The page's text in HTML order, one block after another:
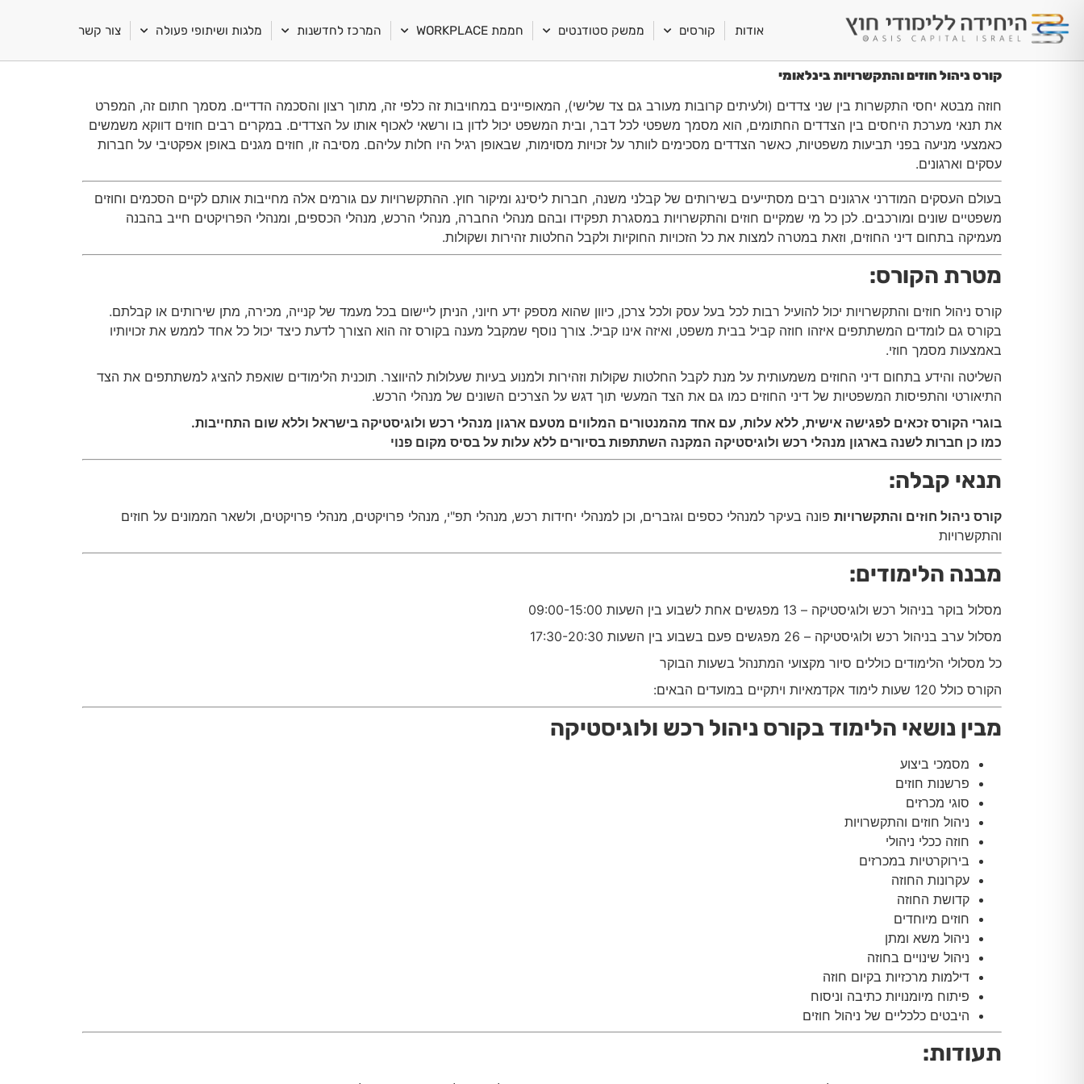
אודות קורסים ממשק סטודנטים חממת WORKPLACE המרכז לחדשנות מלגות ושיתופי פעולה צור קשר
קורס ניהול חוזים והתקשרויות בינלאומי
חוזה מבטא יחסי התקשרות בין שני צדדים (ולעיתים קרובות מעורב גם צד שלישי), המאופיינים במחויבות זה כלפי זה, מתוך רצון והסכמה הדדיים. מסמך חתום זה, המפרט
את תנאי מערכת היחסים בין הצדדים החתומים, הוא מסמך משפטי לכל דבר, ובית המשפט יכול לדון בו ורשאי לאכוף אותו על הצדדים. במקרים רבים חוזים דווקא משמשים
כאמצעי מניעה בפני תביעות משפטיות, כאשר הצדדים מסכימים לוותר על זכויות מסוימות, שבאופן רגיל היו חלות עליהם. מסיבה זו, חוזים מגנים באופן אפקטיבי על חברות
עסקים וארגונים.
בעולם העסקים המודרני ארגונים רבים מסתייעים בשירותים של קבלני משנה, חברות ליסינג ומיקור חוץ. ההתקשרויות עם גורמים אלה מחייבות אותם לקיים הסכמים וחוזים
משפטיים שונים ומורכבים. לכן כל מי שמקיים חוזים והתקשרויות במסגרת תפקידו ובהם מנהלי החברה, מנהלי הרכש, מנהלי הכספים, ומנהלי הפרויקטים חייב בהבנה
מעמיקה בתחום דיני החוזים, וזאת במטרה למצות את כל הזכויות החוקיות ולקבל החלטות זהירות ושקולות.
מטרת הקורס:
קורס ניהול חוזים והתקשרויות יכול להועיל רבות לכל בעל עסק ולכל צרכן, כיוון שהוא מספק ידע חיוני, הניתן ליישום בכל מעמד של קנייה, מכירה, מתן שירותים או קבלתם.
בקורס גם לומדים המשתתפים איזהו חוזה קביל בבית משפט, ואיזה אינו קביל. צורך נוסף שמקבל מענה בקורס זה הוא הצורך לדעת כיצד יכול כל אחד לממש את זכויותיו
באמצעות מסמך חוזי.
השליטה והידע בתחום דיני החוזים משמעותית על מנת לקבל החלטות שקולות וזהירות ולמנוע בעיות שעלולות להיווצר. תוכנית הלימודים שואפת להציג למשתתפים את הצד
התיאורטי והתפיסות המשפטיות של דיני החוזים כמו גם את הצד המעשי תוך דגש על הצרכים השונים של מנהלי הרכש.
בוגרי הקורס זכאים לפגישה אישית, ללא עלות, עם אחד מהמנטורים המלווים מטעם ארגון מנהלי רכש ולוגיסטיקה בישראל וללא שום התחייבות.
כמו כן חברות לשנה בארגון מנהלי רכש ולוגיסטיקה המקנה השתתפות בסיורים ללא עלות על בסיס מקום פנוי
תנאי קבלה:
קורס ניהול חוזים והתקשרויות פונה בעיקר למנהלי כספים וגזברים, וכן למנהלי יחידות רכש, מנהלי תפ"י, מנהלי פרויקטים, מנהלי פרויקטים, ולשאר הממונים על חוזים
והתקשרויות
מבנה הלימודים:
מסלול בוקר בניהול רכש ולוגיסטיקה – 13 מפגשים אחת לשבוע בין השעות 09:00-15:00
מסלול ערב בניהול רכש ולוגיסטיקה – 26 מפגשים פעם בשבוע בין השעות 17:30-20:30
כל מסלולי הלימודים כוללים סיור מקצועי המתנהל בשעות הבוקר
הקורס כולל 120 שעות לימוד אקדמאיות ויתקיים במועדים הבאים:
מבין נושאי הלימוד בקורס ניהול רכש ולוגיסטיקה
מסמכי ביצוע
פרשנות חוזים
סוגי מכרזים
ניהול חוזים והתקשרויות
חוזה ככלי ניהולי
בירוקרטיות במכרזים
עקרונות החוזה
קדושת החוזה
חוזים מיוחדים
ניהול משא ומתן
ניהול שינויים בחוזה
דילמות מרכזיות בקיום חוזה
פיתוח מיומנויות כתיבה וניסוח
היבטים כלכליים של ניהול חוזים
תעודות: